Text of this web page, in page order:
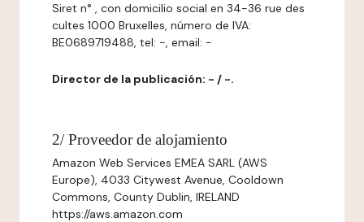
Siret n° , con domicilio social en 34-36 rue des
cultes 1000 Bruxelles, número de IVA:
BE0689719488, tel: -, email: -
Director de la publicación: - / -.
2/ Proveedor de alojamiento
Amazon Web Services EMEA SARL (AWS
Europe), 4033 Citywest Avenue, Cooldown
Commons, County Dublin, IRELAND
https://aws.amazon.com